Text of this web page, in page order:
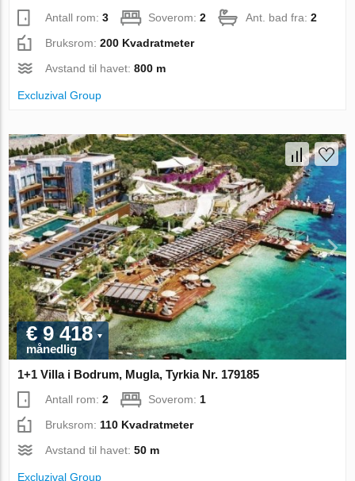
Antall rom:3 Soverom:2 Ant. bad fra:2
Bruksrom:200 Kvadratmeter
Avstand til havet:800 m
Excluzival Group
€ 9 418
månedlig
1+1 Villa i Bodrum, Mugla, Tyrkia Nr. 179185
Antall rom:2 Soverom: 1
Bruksrom: 110 Kvadratmeter
Avstand til havet:50 m
Excluzival Group